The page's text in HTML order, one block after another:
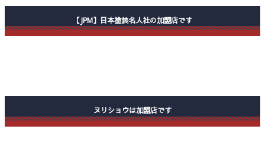
【JPM】日本塗装名人社の加盟店です
ヌリショウは加盟店です